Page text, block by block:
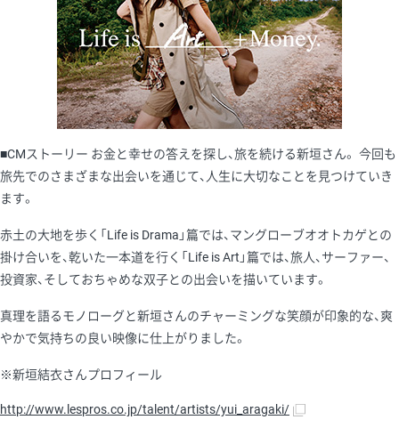
■CMストーリー お金と幸せの答えを探し、旅を続ける新垣さん。 今回も
旅先でのさまざまな出会いを通じて、人生に大切なことを見つけていき
ます。
赤土の大地を歩く「Life is Drama」篇では、マングローブオオトカゲとの
掛け合いを、乾いた一本道を行く「Life is Art」篇では、旅人、サーファー、
投資家、そしておちゃめな双子との出会いを描いています。
真理を語るモノローグと新垣さんのチャーミングな笑顔が印象的な、爽
やかで気持ちの良い映像に仕上がりました。
※新垣結衣さんプロフィール
http://www.lespros.co.jp/talent/artists/yui_aragaki/